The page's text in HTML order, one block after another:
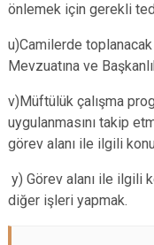
önlemek için gerekli
u)Camilerde
Mevzuatına ve
v)Müftülük çalışma
uygulanmasını takip
görev alanı ile ilgili
y) Görev alanı ile ilgili
diğer işleri yapmak.